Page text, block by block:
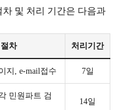
및 처리 기간은 다음과
차 처리기간
지, e-mail접수 7일
민원파트 검
14일